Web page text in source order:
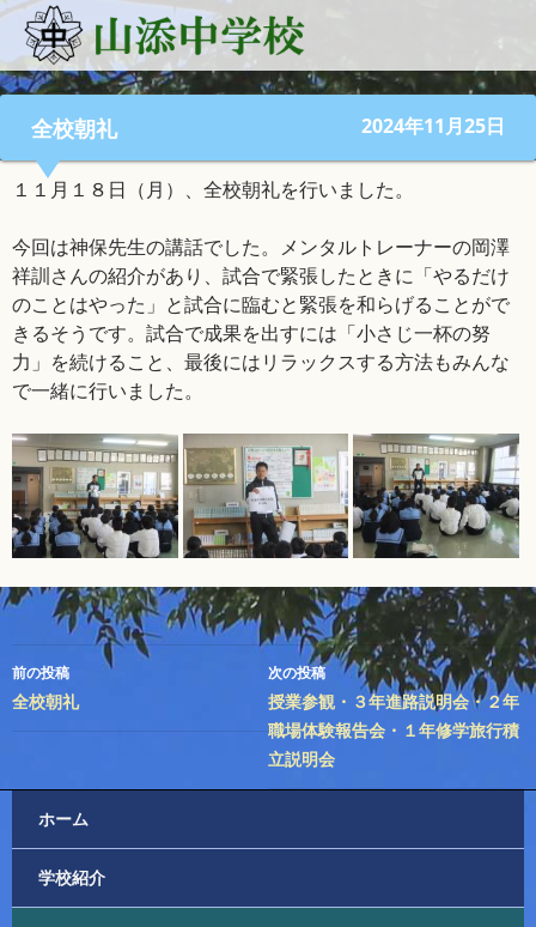
全校朝礼 2024年11月25日
１１月１８日（月）、全校朝礼を行いました。
今回は神保先生の講話でした。メンタルトレーナーの岡澤
祥訓さんの紹介があり、試合で緊張したときに「やるだけ
のことはやった」と試合に臨むと緊張を和らげることがで
きるそうです。試合で成果を出すには「小さじ一杯の努
力」を続けること、最後にはリラックスする方法もみんな
で一緒に行いました。
投
稿
ビ
ゲ
ー
シ
前の投稿
全校朝礼
次の投稿
授業参観・３年進路説明会・２年
職場体験報告会・１年修学旅行積
立説明会
ホーム
学校紹介